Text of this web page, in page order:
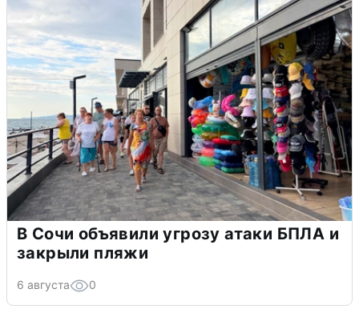
В Сочи объявили угрозу атаки БПЛА и
закрыли пляжи
6 августа 0